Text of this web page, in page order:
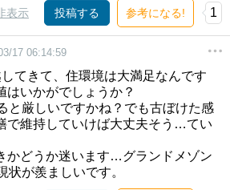
表示 投稿する 参考になる! 1
17 06:14:59
てきて、住環境は大満足なんです
はいかがでしょうか？
と厳しいですかね？でも古ぼけた感
で維持していけば大丈夫そう…てい
かどうか迷います…グランドメゾン
状が羨ましいです。